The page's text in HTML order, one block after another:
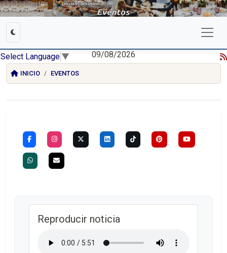
Select Language ▼ 09/08/2026
INICIO EVENTOS
Reproducir noticia